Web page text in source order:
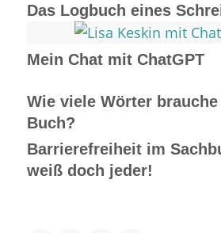
Das Logbuch eines
Mein Chat mit ChatGPT
Wie viele Wörter
Buch?
Barrierefreiheit im
weiß doch jeder!